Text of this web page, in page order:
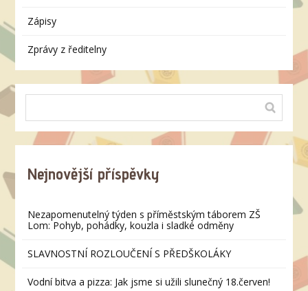
Zápisy
Zprávy z ředitelny
Nejnovější příspěvky
Nezapomenutelný týden s příměstským táborem ZŠ
Lom: Pohyb, pohádky, kouzla i sladké odměny
SLAVNOSTNÍ ROZLOUČENÍ S PŘEDŠKOLÁKY
Vodní bitva a pizza: Jak jsme si užili slunečný 18.červen!